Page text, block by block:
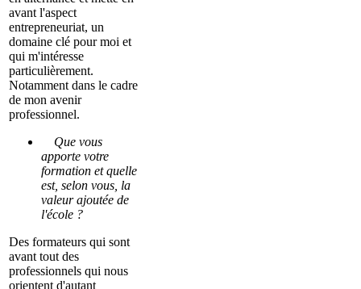
avant l'aspect
entrepreneuriat, un
domaine clé pour moi et
qui m'intéresse
particulièrement.
Notamment dans le cadre
de mon avenir
professionnel.
Que vous
apporte votre
formation et quelle
est, selon vous, la
valeur ajoutée de
l'école ?
Des formateurs qui sont
avant tout des
professionnels qui nous
orientent d'autant